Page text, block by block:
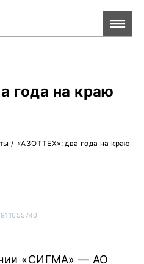
года на краю
/ «АЗОТТЕХ»: два года на краю
«СИГМА» ― АО